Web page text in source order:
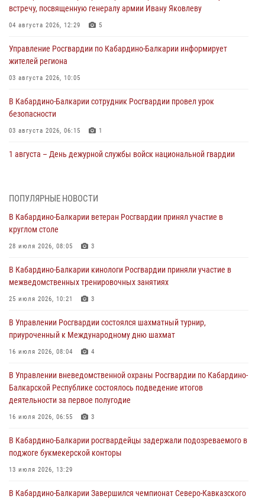
встречу, посвященную генералу армии Ивану Яковлеву
04 августа 2026, 12:29 5
Управление Росгвардии по Кабардино-Балкарии информирует
жителей региона
03 августа 2026, 10:05
В Кабардино‑Балкарии сотрудник Росгвардии провел урок
безопасности
03 августа 2026, 06:15 1
1 августа – День дежурной службы войск национальной гвардии
мировой войне 1914-1918 годов
01 августа 2026, 07:30
поздравил специалистов подразделений тыла с профессиональным
праздником
01 августа 2026, 00:10
Росгвардия обеспечивает безопасность граждан на южном
направлении
31 июля 2026, 09:22
Состоялась рабочая встреча директора Росгвардии Героя России
генерала армии Виктора Золотова с заместителем полномочного
представителя Президента Российской Федерации в Северо-
Кавказском федеральном округе Виталием Кузнецовым
ПОПУЛЯРНЫЕ НОВОСТИ
В Кабардино-Балкарии ветеран Росгвардии принял участие в
круглом столе
28 июля 2026, 08:05 3
В Кабардино-Балкарии кинологи Росгвардии приняли участие в
межведомственных тренировочных занятиях
25 июля 2026, 10:21 3
В Управлении Росгвардии состоялся шахматный турнир,
приуроченный к Международному дню шахмат
16 июля 2026, 08:04 4
В Управлении вневедомственной охраны Росгвардии по Кабардино-
Балкарской Республике состоялось подведение итогов
деятельности за первое полугодие
16 июля 2026, 06:55 3
В Кабардино-Балкарии росгвардейцы задержали подозреваемого в
поджоге букмекерской конторы
13 июля 2026, 13:29
В Кабардино-Балкарии Завершился чемпионат Северо-Кавказского